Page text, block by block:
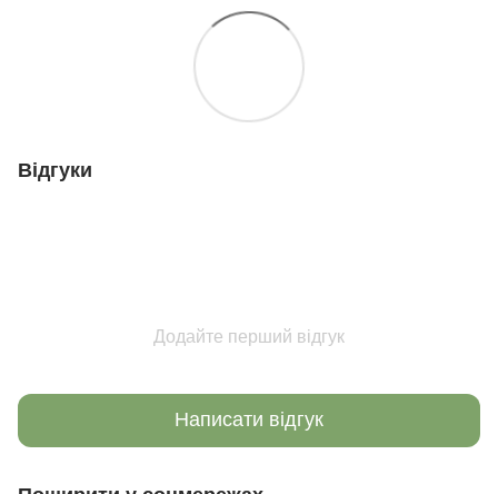
Відгуки
Додайте перший відгук
Написати відгук